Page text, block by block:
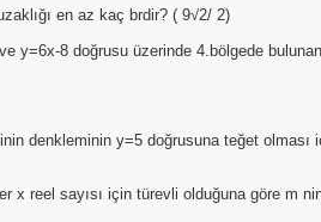
en az kaç brdir? ( 9√2/ 2)
y=6x-8 doğrusu üzerinde 4.bölgede
denkleminin y=5 doğrusuna teğet olması
x reel sayısı için türevli olduğuna göre m